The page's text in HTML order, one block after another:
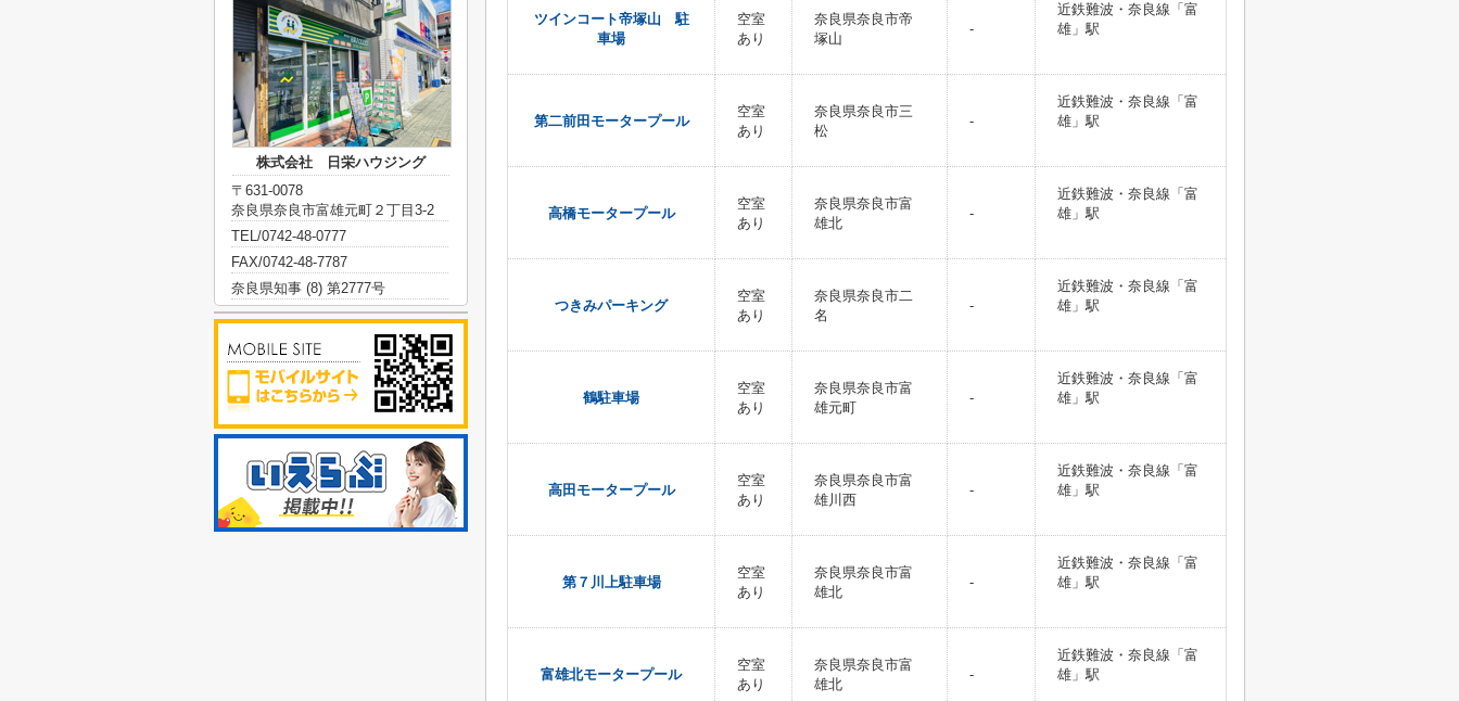
ツインコート帝塚山 駐
車場
空室
あり
奈良県奈良市帝
塚山
-
近鉄難波・奈良線「富
雄」駅
第二前田モータープール
空室
あり
奈良県奈良市三
松
-
近鉄難波・奈良線「富
雄」駅
高橋モータープール
空室
あり
奈良県奈良市富
雄北
-
近鉄難波・奈良線「富
雄」駅
つきみパーキング
空室
あり
奈良県奈良市二
名
-
近鉄難波・奈良線「富
雄」駅
鶴駐車場
空室
あり
奈良県奈良市富
雄元町
-
近鉄難波・奈良線「富
雄」駅
高田モータープール
空室
あり
奈良県奈良市富
雄川西
-
近鉄難波・奈良線「富
雄」駅
第７川上駐車場
空室
あり
奈良県奈良市富
雄北
-
近鉄難波・奈良線「富
雄」駅
富雄北モータープール
空室
あり
奈良県奈良市富
雄北
-
近鉄難波・奈良線「富
雄」駅
株式会社 日栄ハウジング
〒631-0078
奈良県奈良市富雄元町２丁目3-2
TEL/0742-48-0777
FAX/0742-48-7787
奈良県知事 (8) 第2777号